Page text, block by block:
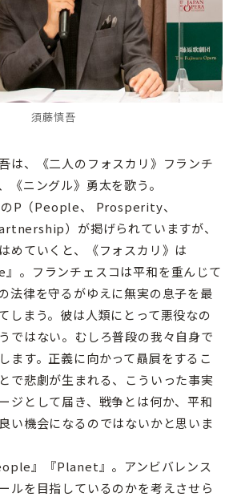
須藤慎吾
は、《二人のフォスカリ》フランチ
《ニングル》勇太を歌う。
のP（People、 Prosperity、
）が掲げられていますが、
めていくと、《フォスカリ》は
。フランチェスコは平和を重んじて
法律を守るがゆえに無実の息子を最
しまう。彼は人類にとって悪役なの
ではない。むしろ普段の我々自身で
ます。正義に向かって贔屓をするこ
で悲劇が生まれる、こういった事実
ジとして届き、戦争とは何か、平和
い機会になるのではないかと思いま
』『Planet』。アンビバレンス
ルを目指しているのかを考えさせら